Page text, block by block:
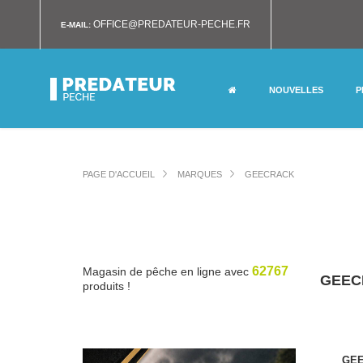
E-MAIL: OFFICE@PREDATEUR-PECHE.FR
NOUVELLES
PAGE D'ACCUEIL MARQUES GEECRACK
Magasin de pêche en ligne avec 62767
produits !